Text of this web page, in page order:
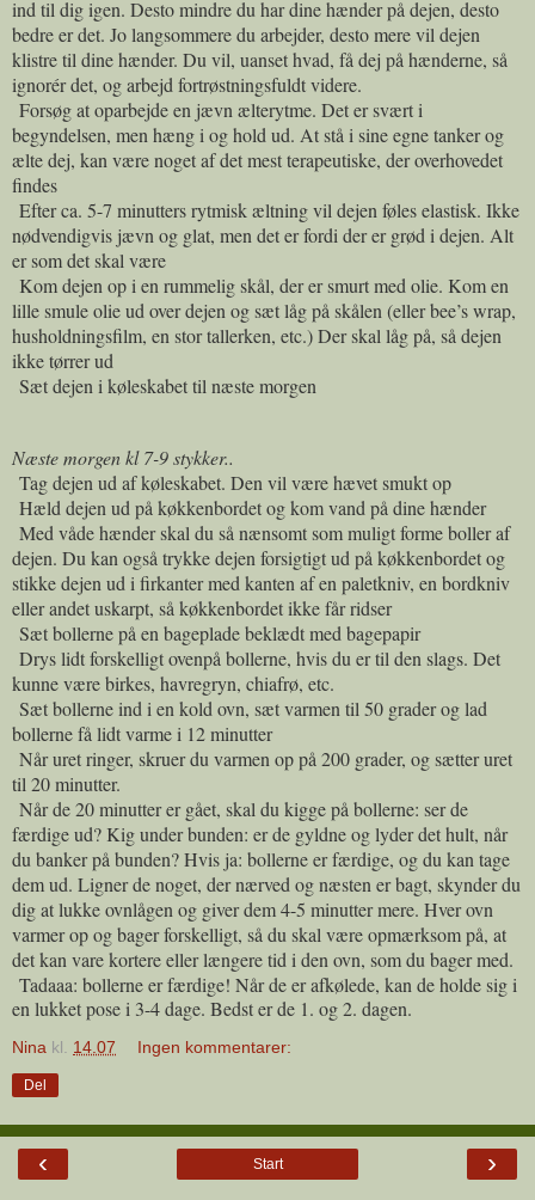
ind til dig igen. Desto mindre du har dine hænder på dejen, desto
bedre er det. Jo langsommere du arbejder, desto mere vil dejen
klistre til dine hænder. Du vil, uanset hvad, få dej på hænderne, så
ignorér det, og arbejd fortrøstningsfuldt videre.
Forsøg at oparbejde en jævn ælterytme. Det er svært i
begyndelsen, men hæng i og hold ud. At stå i sine egne tanker og
ælte dej, kan være noget af det mest terapeutiske, der overhovedet
findes
Efter ca. 5-7 minutters rytmisk æltning vil dejen føles elastisk. Ikke
nødvendigvis jævn og glat, men det er fordi der er grød i dejen. Alt
er som det skal være
Kom dejen op i en rummelig skål, der er smurt med olie. Kom en
lille smule olie ud over dejen og sæt låg på skålen (eller bee’s wrap,
husholdningsfilm, en stor tallerken, etc.) Der skal låg på, så dejen
ikke tørrer ud
Sæt dejen i køleskabet til næste morgen
Næste morgen kl 7-9 stykker..
Tag dejen ud af køleskabet. Den vil være hævet smukt op
Hæld dejen ud på køkkenbordet og kom vand på dine hænder
Med våde hænder skal du så nænsomt som muligt forme boller af
dejen. Du kan også trykke dejen forsigtigt ud på køkkenbordet og
stikke dejen ud i firkanter med kanten af en paletkniv, en bordkniv
eller andet uskarpt, så køkkenbordet ikke får ridser
Sæt bollerne på en bageplade beklædt med bagepapir
Drys lidt forskelligt ovenpå bollerne, hvis du er til den slags. Det
kunne være birkes, havregryn, chiafrø, etc.
Sæt bollerne ind i en kold ovn, sæt varmen til 50 grader og lad
bollerne få lidt varme i 12 minutter
Når uret ringer, skruer du varmen op på 200 grader, og sætter uret
til 20 minutter.
Når de 20 minutter er gået, skal du kigge på bollerne: ser de
færdige ud? Kig under bunden: er de gyldne og lyder det hult, når
du banker på bunden? Hvis ja: bollerne er færdige, og du kan tage
dem ud. Ligner de noget, der nærved og næsten er bagt, skynder du
dig at lukke ovnlågen og giver dem 4-5 minutter mere. Hver ovn
varmer op og bager forskelligt, så du skal være opmærksom på, at
det kan vare kortere eller længere tid i den ovn, som du bager med.
Tadaaa: bollerne er færdige! Når de er afkølede, kan de holde sig i
en lukket pose i 3-4 dage. Bedst er de 1. og 2. dagen.
Nina kl. 14.07 Ingen kommentarer:
Del
‹ ›
Start